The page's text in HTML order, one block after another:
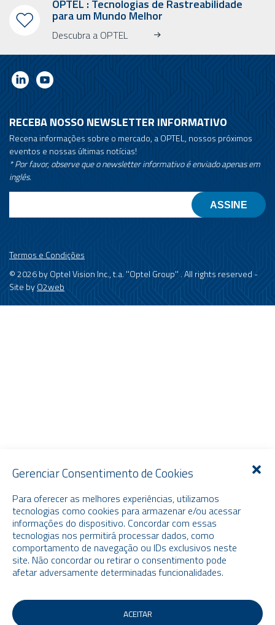
Gerenciar Consentimento de Cookies
Para oferecer as melhores experiências, utilizamos
tecnologias como cookies para armazenar e/ou acessar
informações do dispositivo. Concordar com essas
tecnologias nos permitirá processar dados, como
comportamento de navegação ou IDs exclusivos neste
site. Não concordar ou retirar o consentimento pode
afetar adversamente determinadas funcionalidades.
ACEITAR
OPTEL : Tecnologias de Rastreabilidade
para um Mundo Melhor
Descubra a OPTEL
RECEBA NOSSO NEWSLETTER INFORMATIVO
Recena informações sobre o mercado, a OPTEL, nossos próximos
eventos e nossas últimas notícias!
* Por favor, observe que o newsletter informativo é enviado apenas em
inglês.
Termos e Condições
© 2026 by Optel Vision Inc., t.a. ''Optel Group'' . All rights reserved -
Site byO2web